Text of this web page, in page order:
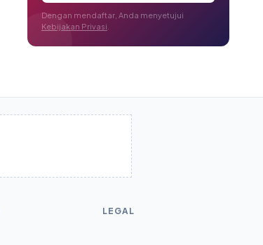
Dengan mendaftar, Anda menyetujui
Kebijakan Privasi
LEGAL